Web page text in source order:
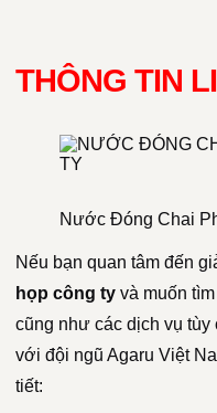
THÔNG TIN
Nước Đóng Chai
Nếu bạn quan tâm đến
họp công ty và muốn
cũng như các dịch vụ
với đội ngũ Agaru Việt
tiết: